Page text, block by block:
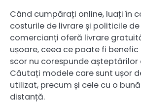
Când cumpărați online, luați în
costurile de livrare și politicile de
comercianți oferă livrare
ușoare, ceea ce poate fi
scor nu corespunde
Căutați modele care sunt ușor
utilizat, precum și cele cu o
distanță.